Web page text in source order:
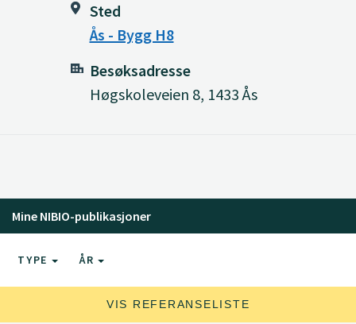
Sted
Ås - Bygg H8
Besøksadresse
Høgskoleveien 8, 1433 Ås
Mine NIBIO-publikasjoner
TYPE ÅR
VIS REFERANSELISTE